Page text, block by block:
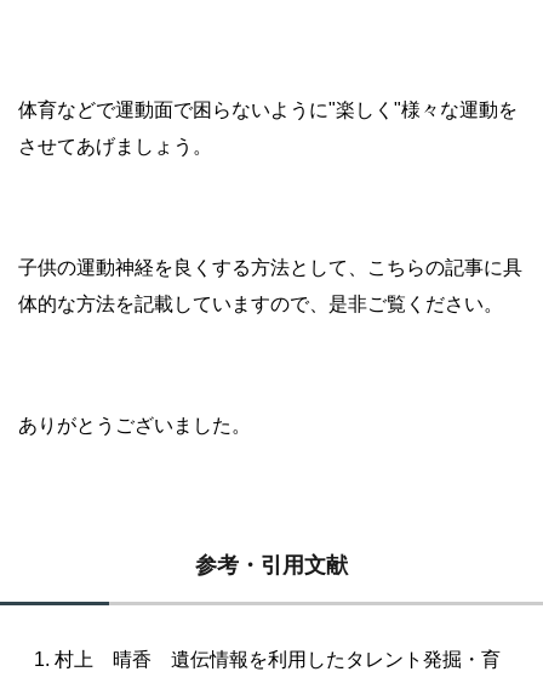
体育などで運動面で困らないように"楽しく"様々な運動を
させてあげましょう。
子供の運動神経を良くする方法として、こちらの記事に具
体的な方法を記載していますので、是非ご覧ください。
ありがとうございました。
参考・引用文献
村上 晴香 遺伝情報を利用したタレント発掘・育